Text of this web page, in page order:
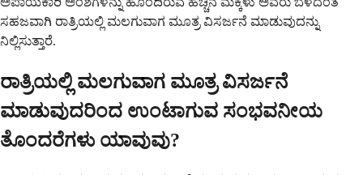
ಸಹಜವಾಗಿ ರಾತ್ರಿಯಲ್ಲಿ ಮಲಗುವಾಗ ಮೂತ್ರ ವಿಸರ್ಜನೆ ಮಾಡುವುದನ್ನು
ನಿಲ್ಲಿಸುತ್ತಾರೆ.
ರಾತ್ರಿಯಲ್ಲಿ ಮಲಗುವಾಗ ಮೂತ್ರ ವಿಸರ್ಜನೆ
ಮಾಡುವುದರಿಂದ ಉಂಟಾಗುವ ಸಂಭವನೀಯ
ತೊಂದರೆಗಳು ಯಾವುವು?